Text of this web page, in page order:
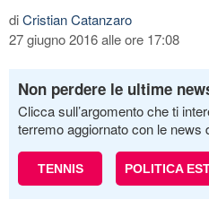
diCristian Catanzaro
27 giugno 2016 alle ore 17:08
Non perdere le ultime
Clicca sull’argomento che ti
terremo aggiornato con le news
TENNIS POLITICA